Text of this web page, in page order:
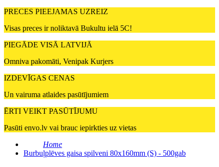
PRECES PIEEJAMAS UZREIZ
Visas preces ir noliktavā Bukultu ielā 5C!
PIEGĀDE VISĀ LATVIJĀ
Omniva pakomāti, Venipak Kurjers
IZDEVĪGAS CENAS
Un vairuma atlaides pasūtījumiem
ĒRTI VEIKT PASŪTĪJUMU
Pasūti envo.lv vai brauc iepirkties uz vietas
Home
Burbuļplēves gaisa spilveni 80x160mm (S) - 500gab